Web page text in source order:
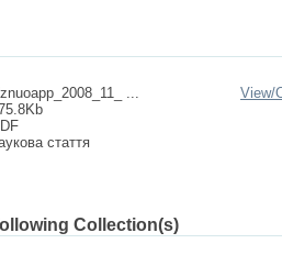
...
стаття
View/
Collection(s)